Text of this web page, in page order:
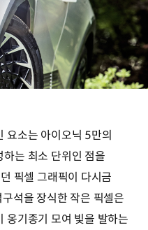
요소는 아이오닉 5만의
는 최소 단위인 점을
픽셀 그래픽이 다시금
석을 장식한 작은 픽셀은
옹기종기 모여 빛을 발하는